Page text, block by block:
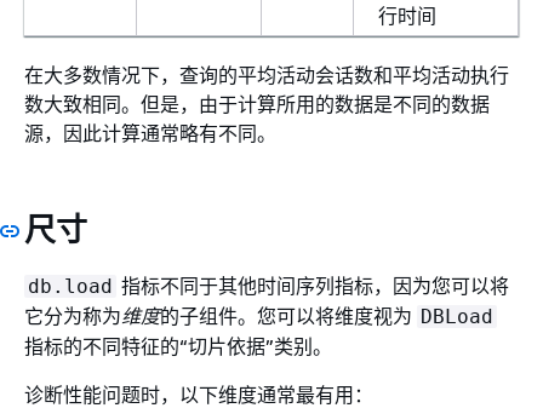
行时间
在大多数情况下，查询的平均活动会话数和平均活动执行
数大致相同。但是，由于计算所用的数据是不同的数据
源，因此计算通常略有不同。
尺寸
db.load 指标不同于其他时间序列指标，因为您可以将
它分为称为维度的子组件。您可以将维度视为 DBLoad
指标的不同特征的“切片依据”类别。
诊断性能问题时，以下维度通常最有用：